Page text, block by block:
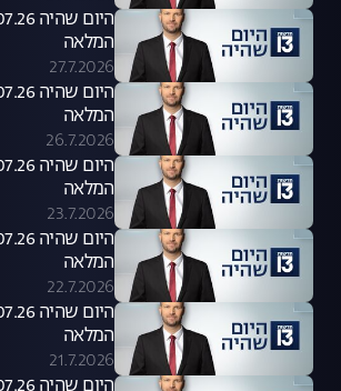
המלאה
27.7.2026
המלאה
26.7.2026
המלאה
23.7.2026
המלאה
22.7.2026
המלאה
21.7.2026